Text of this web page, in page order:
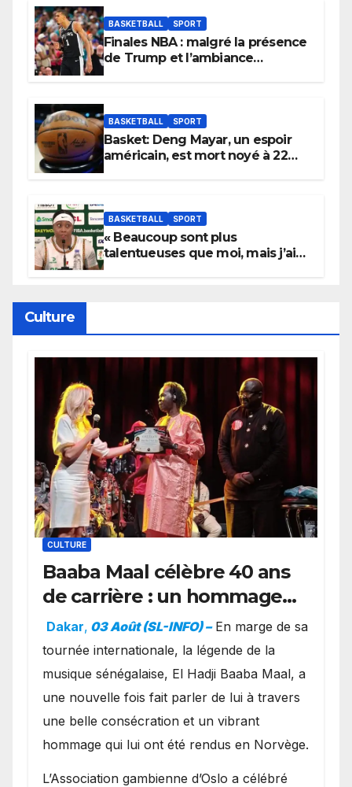
BASKETBALL SPORT
Finales NBA : malgré la présence
de Trump et l’ambiance
BASKETBALL SPORT
Basket: Deng Mayar, un espoir
américain, est mort noyé à 22
BASKETBALL SPORT
« Beaucoup sont plus
talentueuses que moi, mais j’ai
Culture
CULTURE
Baaba Maal célèbre 40 ans
de carrière : un hommage
exceptionnel à Oslo en
présence de la famille
royale.
Dakar, 03 Août (SL-INFO) – ​En marge de sa
tournée internationale, la légende de la
musique sénégalaise, El Hadji Baaba Maal, a
une nouvelle fois fait parler de lui à travers
une belle consécration et un vibrant
hommage qui lui ont été rendus en Norvège.
​L’Association gambienne d’Oslo a célébré